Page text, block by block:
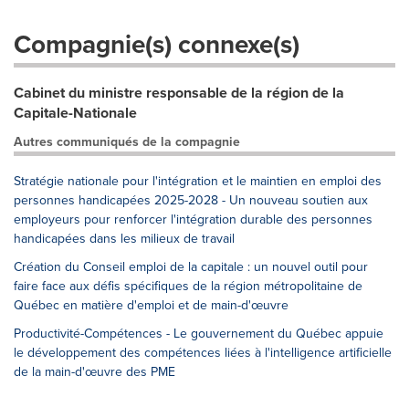
Compagnie(s) connexe(s)
Cabinet du ministre responsable de la région de la
Capitale-Nationale
Autres communiqués de la compagnie
Stratégie nationale pour l'intégration et le maintien en emploi des
personnes handicapées 2025-2028 - Un nouveau soutien aux
employeurs pour renforcer l'intégration durable des personnes
handicapées dans les milieux de travail
Création du Conseil emploi de la capitale : un nouvel outil pour
faire face aux défis spécifiques de la région métropolitaine de
Québec en matière d'emploi et de main-d'œuvre
Productivité-Compétences - Le gouvernement du Québec appuie
le développement des compétences liées à l'intelligence artificielle
de la main-d'œuvre des PME